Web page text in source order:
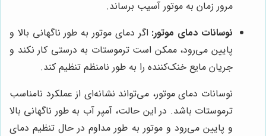
مرور زمان به موتور آسیب برساند.
نوسانات دمای موتور: اگر دمای موتور به طور ناگهانی بالا و
پایین می‌رود، ممکن است ترموستات به درستی کار نکند و
جریان مایع خنک‌کننده را به طور نامنظم تنظیم کند.
نوسانات دمای موتور، می‌تواند نشانه‌ای از عملکرد نامناسب
ترموستات باشد. در این حالت، آمپر آب به طور ناگهانی بالا
و پایین می‌رود و موتور به طور مداوم در حال تنظیم دمای